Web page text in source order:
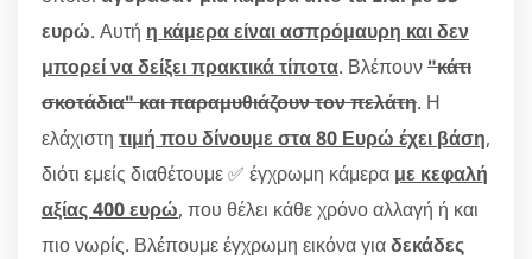
ευρώ. Αυτή η κάμερα είναι ασπρόμαυρη και δεν
μπορεί να δείξει πρακτικά τίποτα. Βλέπουν"κάτι
σκοτάδια" και παραμυθιάζουν τον πελάτη. Η
ελάχιστη τιμή που δίνουμε στα 80 Ευρώ έχει βάση,
διότι εμείς διαθέτουμε ✅ έγχρωμη κάμερα με κεφαλή
αξίας 400 ευρώ, που θέλει κάθε χρόνο αλλαγή ή και
πιο νωρίς. Βλέπουμε έγχρωμη εικόνα γιαδεκάδες